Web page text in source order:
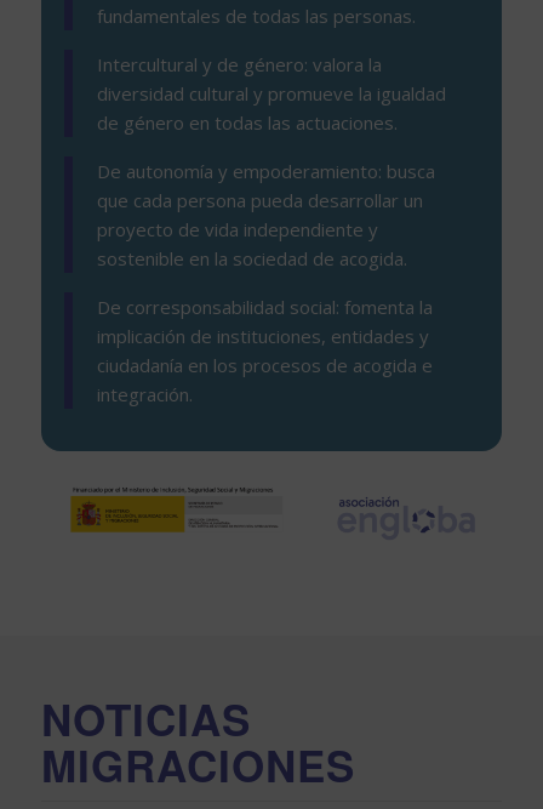
fundamentales de todas las personas.
Intercultural y de género: valora la
diversidad cultural y promueve la igualdad
de género en todas las actuaciones.
De autonomía y empoderamiento: busca
que cada persona pueda desarrollar un
proyecto de vida independiente y
sostenible en la sociedad de acogida.
De corresponsabilidad social: fomenta la
implicación de instituciones, entidades y
ciudadanía en los procesos de acogida e
integración.
NOTICIAS
MIGRACIONES